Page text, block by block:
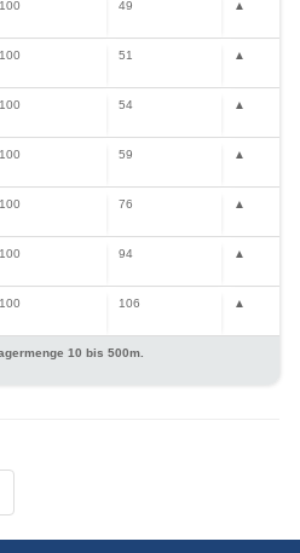
100 49 ▲
100 51 ▲
100 54 ▲
100 59 ▲
100 76 ▲
100 94 ▲
100 106 ▲
10 bis 500m.